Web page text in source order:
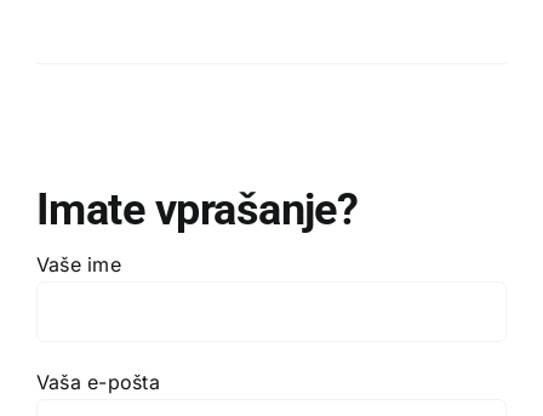
Imate vprašanje?
Vaše ime
Vaša e-pošta